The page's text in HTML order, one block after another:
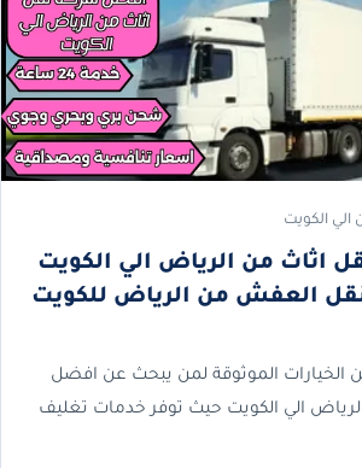
الكويت
اثاث من الرياض الي الكويت
| نقل العفش من الرياض للكويت
الخيارات الموثوقة لمن يبحث عن افضل
الي الكويت حيث توفر خدمات تغليف